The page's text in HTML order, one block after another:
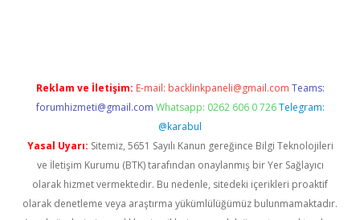
Reklam ve İletişim: E-mail: backlinkpaneli@gmail.com Teams:
forumhizmeti@gmail.com Whatsapp: 0262 606 0 726 Telegram:
@karabul
Yasal Uyarı: Sitemiz, 5651 Sayılı Kanun gereğince Bilgi Teknolojileri
ve İletişim Kurumu (BTK) tarafından onaylanmış bir Yer Sağlayıcı
olarak hizmet vermektedir. Bu nedenle, sitedeki içerikleri proaktif
olarak denetleme veya araştırma yükümlülüğümüz bulunmamaktadır.